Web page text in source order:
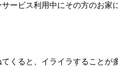
ービス利用中にその方のお家
くると、イライラすることが